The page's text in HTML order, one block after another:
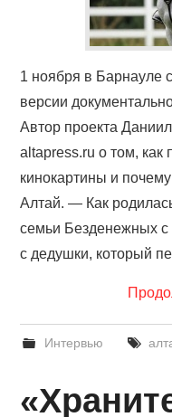
1 ноября в Барнауле
версии
Автор проекта
altapress.ru о том, как
кинокартины и
Алтай. — Как
семьи Безденежных
с дедушки, который
Интервью